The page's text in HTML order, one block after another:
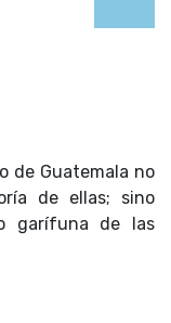
de Guatemala no
de ellas; sino
garífuna de las